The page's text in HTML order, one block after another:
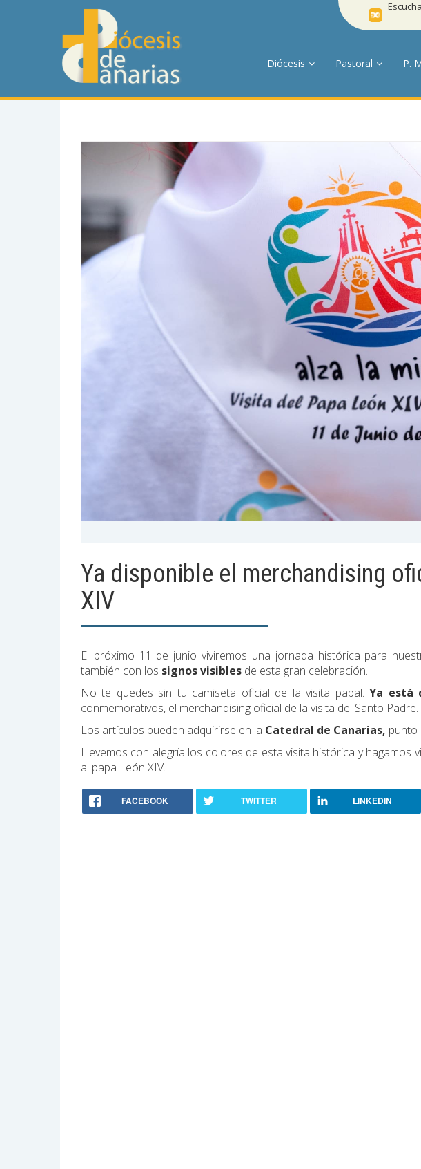
Diócesis Pastoral P.
Ya disponible el merchandising
XIV
El próximo 11 de junio viviremos una jornada histórica para
también con los signos visibles de esta gran celebración.
No te quedes sin tu camiseta oficial de la visita papal.Ya está
conmemorativos, el merchandising oficial de la visita del Santo Padre.
Los artículos pueden adquirirse en la Catedral de Canarias, punto
Llevemos con alegría los colores de esta visita histórica y hagamos
al papa León XIV.
FACEBOOK TWITTER LINKEDIN
CUMPLIMIENTO
LLAMA AHORA